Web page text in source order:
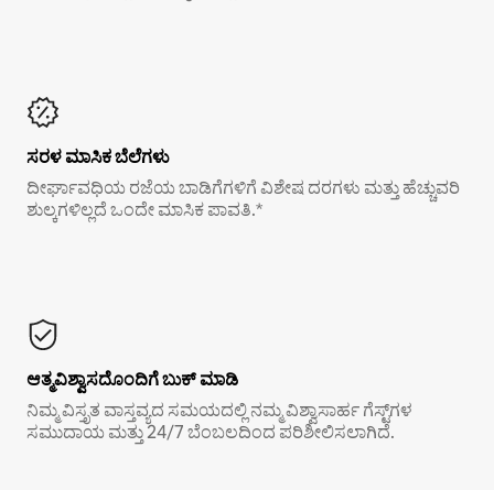
ಸರಳ ಮಾಸಿಕ ಬೆಲೆಗಳು
ದೀರ್ಘಾವಧಿಯ ರಜೆಯ ಬಾಡಿಗೆಗಳಿಗೆ ವಿಶೇಷ ದರಗಳು ಮತ್ತು ಹೆಚ್ಚುವರಿ
ಶುಲ್ಕಗಳಿಲ್ಲದೆ ಒಂದೇ ಮಾಸಿಕ ಪಾವತಿ.*
ಆತ್ಮವಿಶ್ವಾಸದೊಂದಿಗೆ ಬುಕ್ ಮಾಡಿ
ನಿಮ್ಮ ವಿಸ್ತೃತ ವಾಸ್ತವ್ಯದ ಸಮಯದಲ್ಲಿ ನಮ್ಮ ವಿಶ್ವಾಸಾರ್ಹ ಗೆಸ್ಟ್‌ಗಳ
ಸಮುದಾಯ ಮತ್ತು 24/7 ಬೆಂಬಲದಿಂದ ಪರಿಶೀಲಿಸಲಾಗಿದೆ.